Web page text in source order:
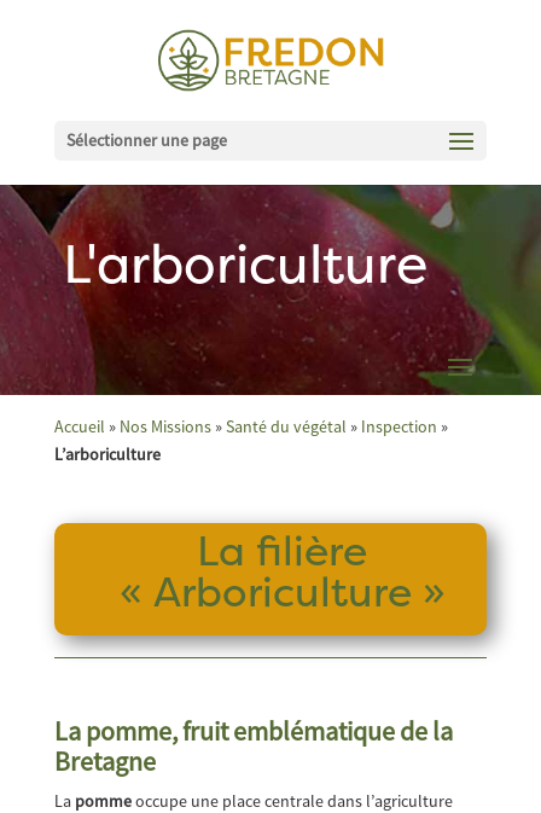
Sélectionner une page
L'arboriculture
Accueil » Nos Missions»Santé du végétal » Inspection »
L’arboriculture
La filière
« Arboriculture »
La pomme, fruit emblématique de la
Bretagne
La pommeoccupe une place centrale dans l’agriculture